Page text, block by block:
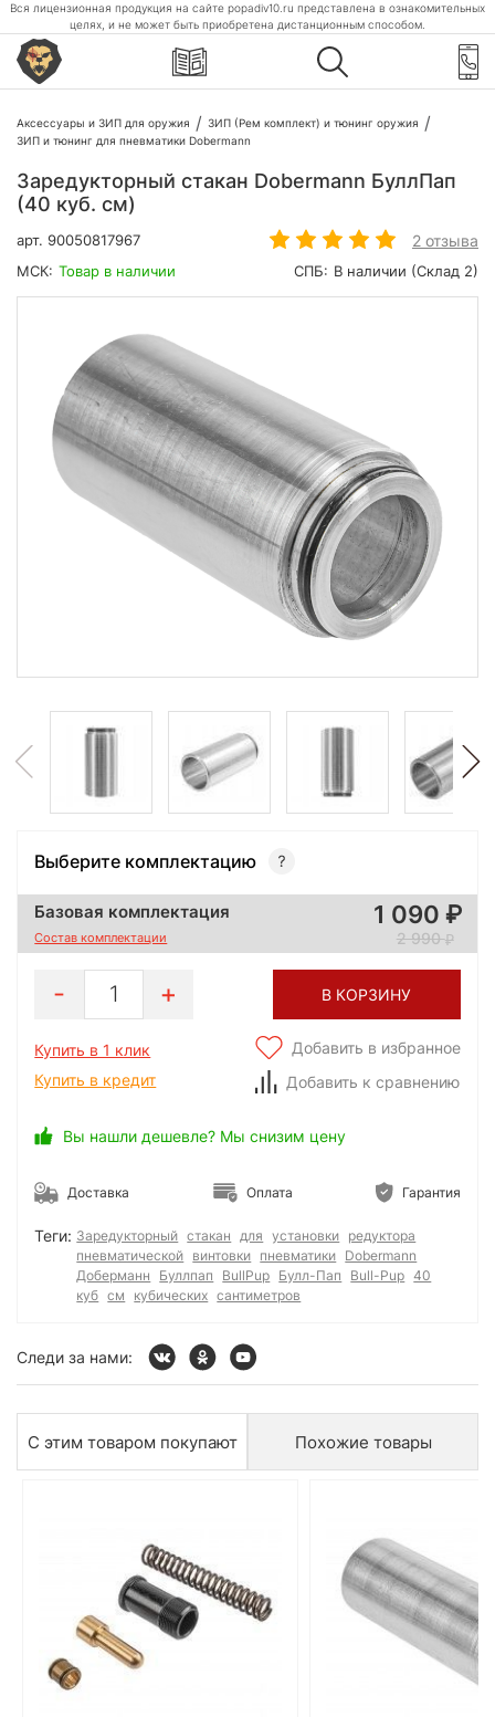
Вся лицензионная продукция на сайте popadiv10.ru представлена в ознакомительных
целях, и не может быть приобретена дистанционным способом.
Аксессуары и ЗИП для оружия
ЗИП (Рем комплект) и тюнинг оружия
ЗИП и тюнинг для пневматики Dobermann
Заредукторный стакан Dobermann БуллПап
(40 куб. см)
арт. 90050817967 2 отзыва
МСК: Товар в наличии СПБ: В наличии (Склад 2)
Выберите комплектацию
Базовая комплектация
Состав комплектации
1 090
2 990
1 В КОРЗИНУ
Купить в 1 клик
Купить в кредит
Добавить в избранное
Добавить к сравнению
Вы нашли дешевле? Мы снизим цену
Доставка Оплата Гарантия
Теги: Заредукторный стакан для установки редуктора
пневматической винтовки пневматики Dobermann
Доберманн
Буллпап BullPup Булл-Пап Bull-Pup 40
куб см кубических сантиметров
Следи за нами:
С этим товаром покупают Похожие товары